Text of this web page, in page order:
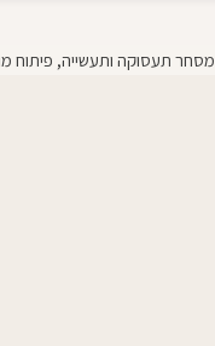
מסחר תעסוקה ותעשייה, פיתוח